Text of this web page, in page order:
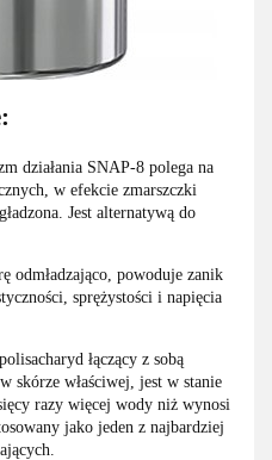
działania SNAP-8 polega na
w efekcie zmarszczki
Jest alternatywą do
odmładzająco, powoduje zanik
sprężystości i napięcia
łączący z sobą
skórze właściwej, jest w stanie
razy więcej wody niż wynosi
jako jeden z najbardziej